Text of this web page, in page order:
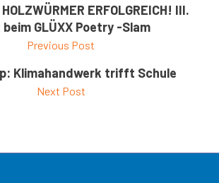
ERFOLGREICH! III.
GLÜXX Poetry -Slam
Previous Post
Klimahandwerk trifft Schule
Next Post